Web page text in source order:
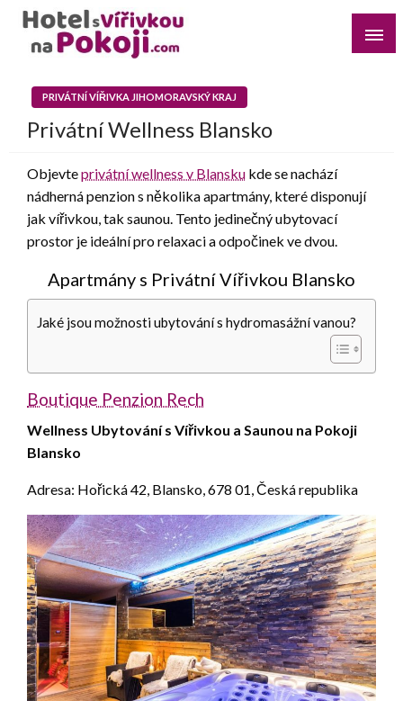
Skip
content
pokoji v destinaci, kterou preferujete
PRIVÁTNÍ VÍŘIVKA JIHOMORAVSKÝ KRAJ
Privátní Wellness Blansko
Objevteprivátní wellness v Blansku kde se nachází
nádherná penzion s několika apartmány, které disponují
jak vířivkou, tak saunou. Tento jedinečný ubytovací
prostor je ideální pro relaxaci a odpočinek ve dvou.
Apartmány s Privátní Vířivkou Blansko
Jaké jsou možnosti ubytování s hydromasážní vanou?
Boutique Penzion Rech
Wellness Ubytování s Vířivkou a Saunou na Pokoji
Blansko
Adresa: Hořická 42, Blansko, 678 01, Česká republika